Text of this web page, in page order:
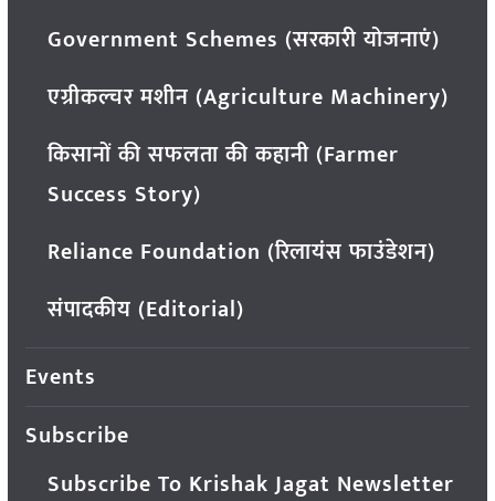
Government Schemes (सरकारी योजनाएं)
एग्रीकल्चर मशीन (Agriculture Machinery)
किसानों की सफलता की कहानी (Farmer
Success Story)
Reliance Foundation (रिलायंस फाउंडेशन)
संपादकीय (Editorial)
Events
Subscribe
Subscribe To Krishak Jagat Newsletter